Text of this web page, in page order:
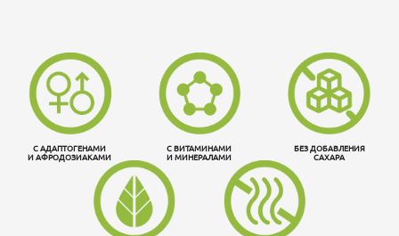
С АДАПТОГЕНАМИ
И АФРОДОЗИАКАМИ
С ВИТАМИНАМИ
И МИНЕРАЛАМИ
БЕЗ ДОБАВЛЕНИЯ
САХАРА